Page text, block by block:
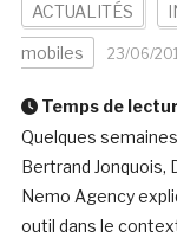
ACTUALITÉS
mobiles 23/06/
Temps de
Quelques
Bertrand
Nemo Agency
outil dans le